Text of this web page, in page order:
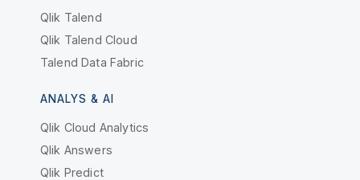
Qlik Talend
Qlik Talend Cloud
Talend Data Fabric
ANALYS & AI
Qlik Cloud Analytics
Qlik Answers
Qlik Predict